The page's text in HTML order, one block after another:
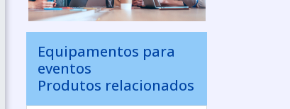
Equipamentos para
eventos
Produtos relacionados